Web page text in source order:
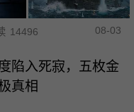
14496 08-03
陷入死寂，五枚金
真相